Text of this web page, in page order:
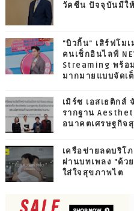
วัคซีน ปัจจุบันมีใ
"บิวกิ้น" เสิร์ฟโม
คนเช็กอินไลฟ์
Streaming พร้อ
มากมายแบบจัดเ
เมิร์ซ เอสเธติกส์
รากฐาน
อนาคตเศรษฐกิจ
เครือข่ายลดบริโ
ผ่านบทเพลง "ด้ว
ใส่ใจสุขภาพไต